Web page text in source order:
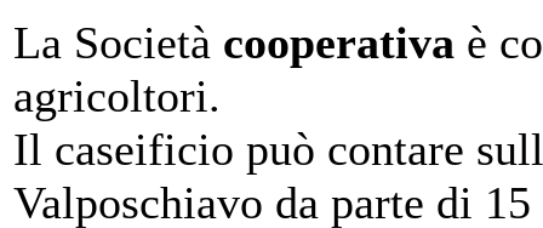
La Società cooperativa è
agricoltori.
Il caseificio può contare
Valposchiavo da parte di